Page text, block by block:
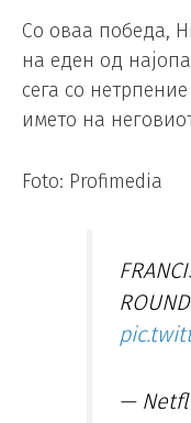
Со оваа победа,
на еден од
сега со
името на
Foto: Profimedia
—